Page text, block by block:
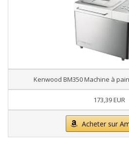
Kenwood BM350 Machine à
173,39 EUR
Acheter sur